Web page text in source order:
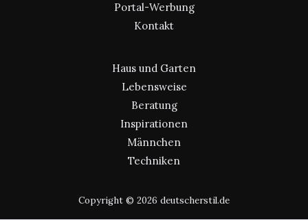
Portal-Werbung
Kontakt
Haus und Garten
Lebensweise
Beratung
Inspirationen
Männchen
Techniken
Copyright © 2026 deutscherstil.de